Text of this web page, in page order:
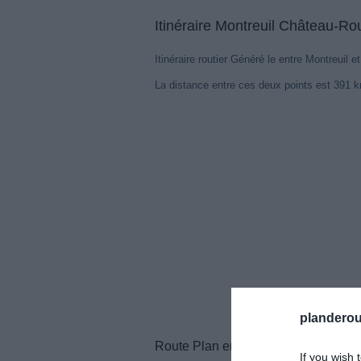
If you wish
Itinéraire Montreuil Château-
Itinéraire routier Généré le entre Montreuil
La distance entre ces deux points est 391
Route Plan entre Montreuil et